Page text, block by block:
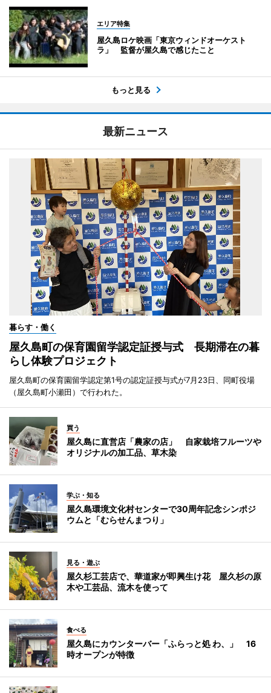
エリア特集
屋久島ロケ映画「東京ウィンドオーケスト
ラ」 監督が屋久島で感じたこと
もっと見る
最新ニュース
暮らす・働く
屋久島町の保育園留学認定証授与式 長期滞在の暮
らし体験プロジェクト
屋久島町の保育園留学認定第1号の認定証授与式が7月23日、同町役場
（屋久島町小瀬田）で行われた。
買う
屋久島に直営店「農家の店」 自家栽培フルーツや
オリジナルの加工品、草木染
学ぶ・知る
屋久島環境文化村センターで30周年記念シンポジ
ウムと「むらせんまつり」
見る・遊ぶ
屋久杉工芸店で、華道家が即興生け花 屋久杉の原
木や工芸品、流木を使って
食べる
屋久島にカウンターバー「ふらっと処 わ、」 16
時オープンが特徴